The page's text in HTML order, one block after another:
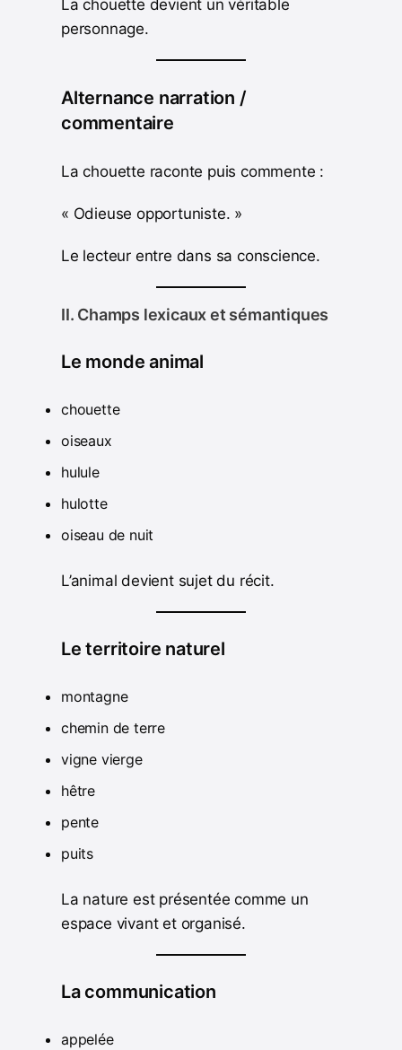
La chouette devient un véritable
personnage.
Alternance narration /
commentaire
La chouette raconte puis commente :
« Odieuse opportuniste. »
Le lecteur entre dans sa conscience.
II. Champs lexicaux et sémantiques
Le monde animal
chouette
oiseaux
hulule
hulotte
oiseau de nuit
L’animal devient sujet du récit.
Le territoire naturel
montagne
chemin de terre
vigne vierge
hêtre
pente
puits
La nature est présentée comme un
espace vivant et organisé.
La communication
appelée